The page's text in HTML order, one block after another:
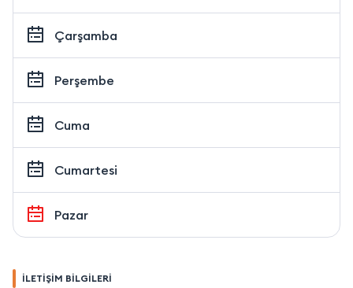
Çarşamba
Perşembe
Cuma
Cumartesi
Pazar
İLETİŞİM BİLGİLERİ